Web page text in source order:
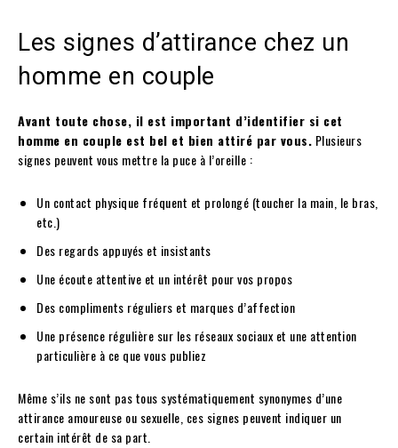
Les signes d’attirance chez un
homme en couple
Avant toute chose, il est important d’identifier si cet
homme en couple est bel et bien attiré par vous. Plusieurs
signes peuvent vous mettre la puce à l’oreille :
Un contact physique fréquent et prolongé (toucher la main, le bras,
etc.)
Des regards appuyés et insistants
Une écoute attentive et un intérêt pour vos propos
Des compliments réguliers et marques d’affection
Une présence régulière sur les réseaux sociaux et une attention
particulière à ce que vous publiez
Même s’ils ne sont pas tous systématiquement synonymes d’une
attirance amoureuse ou sexuelle, ces signes peuvent indiquer un
certain intérêt de sa part.